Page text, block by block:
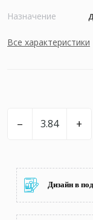
Назначение
Все характеристики
– +
Дизайн в